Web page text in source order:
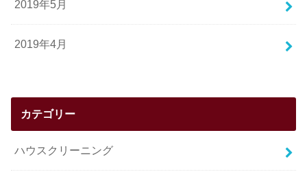
2019年5月
2019年4月
カテゴリー
ハウスクリーニング